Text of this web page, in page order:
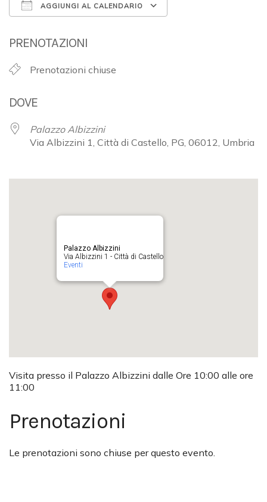
AGGIUNGI AL CALENDARIO
PRENOTAZIONI
Prenotazioni chiuse
DOVE
Palazzo Albizzini
Via Albizzini 1, Città di Castello, PG, 06012, Umbria
Palazzo Albizzini
Via Albizzini 1 - Città di Castello
Eventi
Visita presso il Palazzo Albizzini dalle Ore 10:00 alle ore
11:00
Prenotazioni
Le prenotazioni sono chiuse per questo evento.